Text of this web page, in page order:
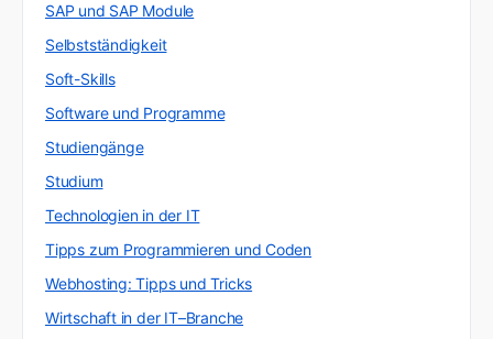
SAP und SAP Module
Selbstständigkeit
Soft-Skills
Software und Programme
Studiengänge
Studium
Technologien in der IT
Tipps zum Programmieren und Coden
Webhosting: Tipps und Tricks
Wirtschaft in der IT–Branche